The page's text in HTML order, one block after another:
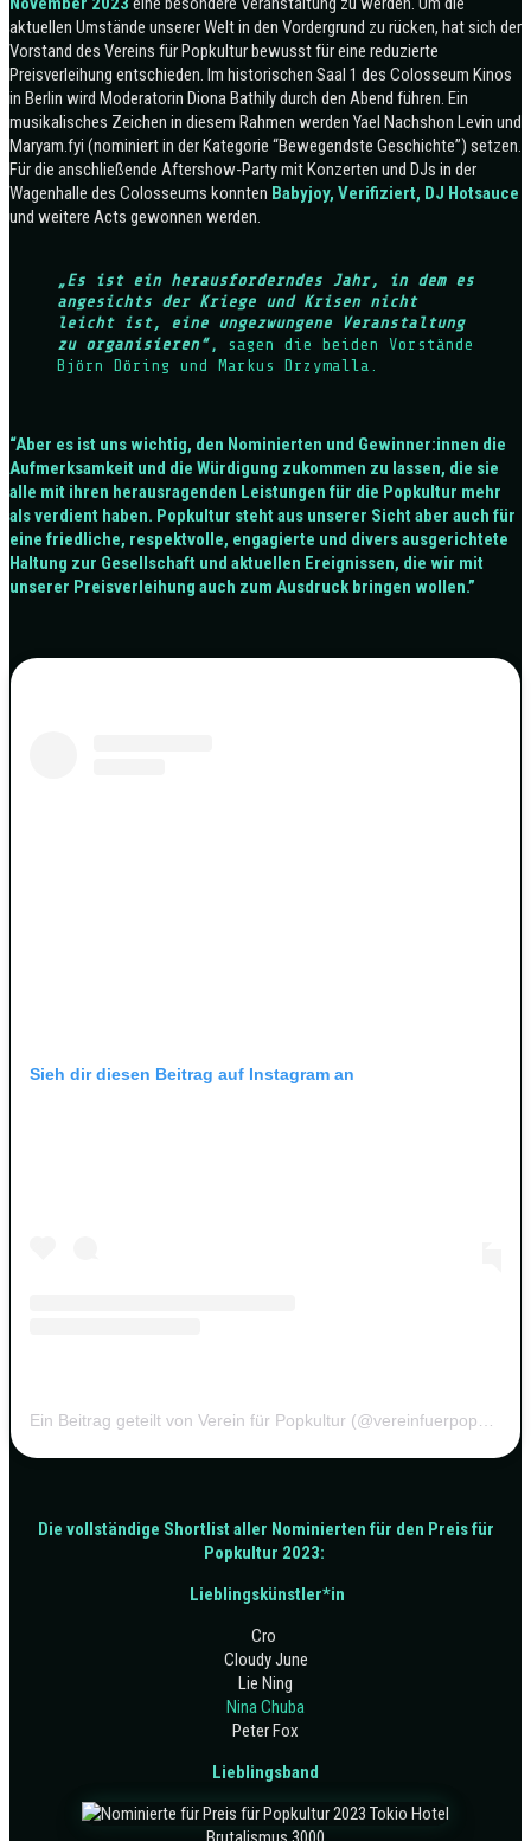
aktuellen Umstände unserer Welt in den Vordergrund zu rücken, hat sich der
Vorstand des Vereins für Popkultur bewusst für eine reduzierte
Preisverleihung entschieden. Im historischen Saal 1 des Colosseum Kinos
in Berlin wird Moderatorin Diona Bathily durch den Abend führen. Ein
musikalisches Zeichen in diesem Rahmen werden Yael Nachshon Levin und
Maryam.fyi (nominiert in der Kategorie “Bewegendste Geschichte”) setzen.
Für die anschließende Aftershow-Party mit Konzerten und DJs in der
Wagenhalle des Colosseums konnten Babyjoy, Verifiziert, DJ Hotsauce
und weitere Acts gewonnen werden.
„Es ist ein herausforderndes Jahr, in dem es
angesichts der Kriege und Krisen nicht
leicht ist, eine ungezwungene Veranstaltung
zu organisieren“,
sagen die beiden Vorstände
Björn Döring und Markus Drzymalla.
“Aber es ist uns wichtig, den Nominierten und Gewinner:innen die
Aufmerksamkeit und die Würdigung zukommen zu lassen, die sie
alle mit ihren herausragenden Leistungen für die Popkultur mehr
als verdient haben. Popkultur steht aus unserer Sicht aber auch für
eine friedliche, respektvolle, engagierte und divers ausgerichtete
Haltung zur Gesellschaft und aktuellen Ereignissen, die wir mit
unserer Preisverleihung auch zum Ausdruck bringen wollen.”
Sieh dir diesen Beitrag auf Instagram an
Die vollständige Shortlist aller Nominierten für den Preis für
Popkultur 2023:
Lieblingskünstler*in
Cro
Cloudy June
Lie Ning
Nina Chuba
Peter Fox
Lieblingsband